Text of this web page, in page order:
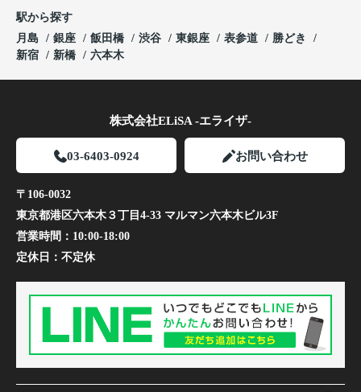
駅から探す
月島
銀座 飯田橋 渋谷 東銀座 表参道
勝どき
新宿
新橋 六本木
株式会社ELiSA -エライザ-
03-6403-0924 お問い合わせ
〒106-0032
東京都港区六本木３丁目4-33 マルマン六本木ビル3F
営業時間： 10:00-18:00
定休日： 不定休